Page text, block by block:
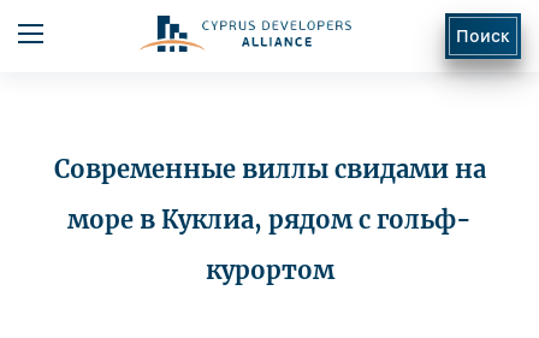
Поиск
Современные виллы свидами на
море в Куклиа, рядом с гольф-
курортом